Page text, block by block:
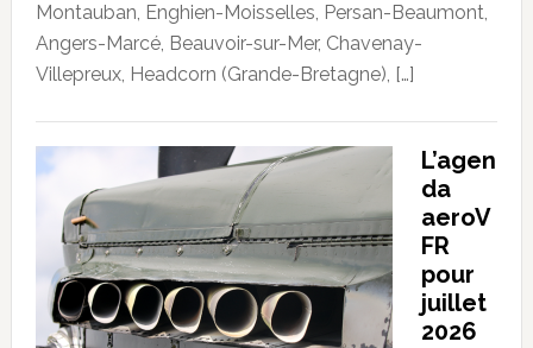
Montauban, Enghien-Moisselles, Persan-Beaumont,
Angers-Marcé, Beauvoir-sur-Mer, Chavenay-
Villepreux, Headcorn (Grande-Bretagne), […]
L’agen
da
aeroV
FR
pour
juillet
2026